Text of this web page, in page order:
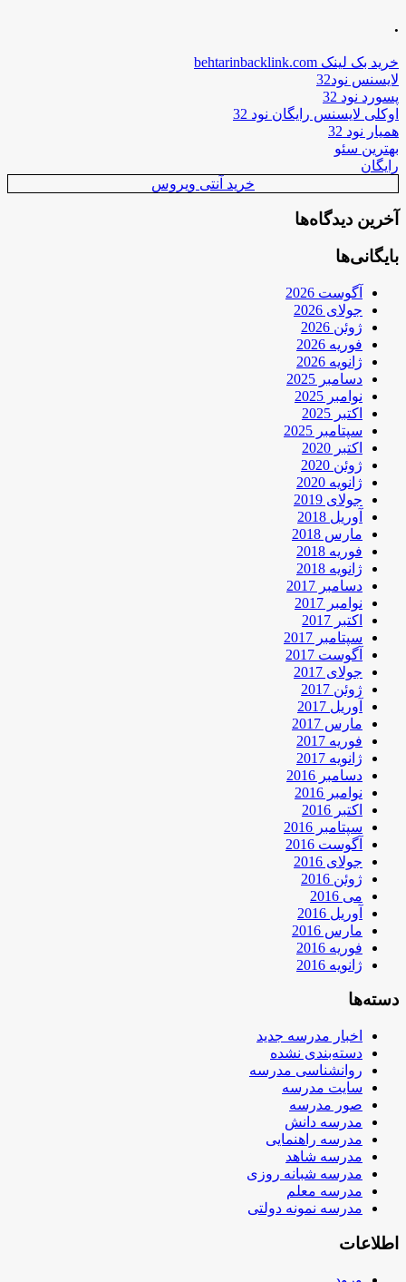
.
خرید بک لینک behtarinbacklink.com
لایسنس نود32
پسورد نود 32
اوکلی لایسنس رایگان نود 32
همیار نود 32
بهترین سئو
رایگان
خرید آنتی ویروس
آخرین دیدگاه‌ها
بایگانی‌ها
آگوست 2026
جولای 2026
ژوئن 2026
فوریه 2026
ژانویه 2026
دسامبر 2025
نوامبر 2025
اکتبر 2025
سپتامبر 2025
اکتبر 2020
ژوئن 2020
ژانویه 2020
جولای 2019
آوریل 2018
مارس 2018
فوریه 2018
ژانویه 2018
دسامبر 2017
نوامبر 2017
اکتبر 2017
سپتامبر 2017
آگوست 2017
جولای 2017
ژوئن 2017
آوریل 2017
مارس 2017
فوریه 2017
ژانویه 2017
دسامبر 2016
نوامبر 2016
اکتبر 2016
سپتامبر 2016
آگوست 2016
جولای 2016
ژوئن 2016
می 2016
آوریل 2016
مارس 2016
فوریه 2016
ژانویه 2016
دسته‌ها
اخبار مدرسه جدید
دسته‌بندی نشده
روانشناسی مدرسه
سایت مدرسه
صور مدرسه
مدرسه دانش
مدرسه راهنمایی
مدرسه شاهد
مدرسه شبانه روزی
مدرسه معلم
مدرسه نمونه دولتی
اطلاعات